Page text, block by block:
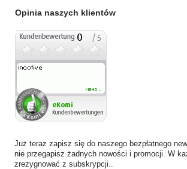
Opinia naszych klientów
Już teraz zapisz się do naszego bezpłatnego
nie przegapisz żadnych nowości i promocji. W
zrezygnować z subskrypcji..